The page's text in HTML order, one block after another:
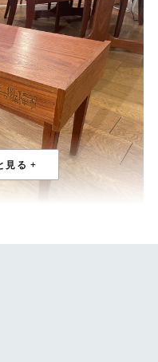
ベッドサイドなどをは
等、
逸品です。